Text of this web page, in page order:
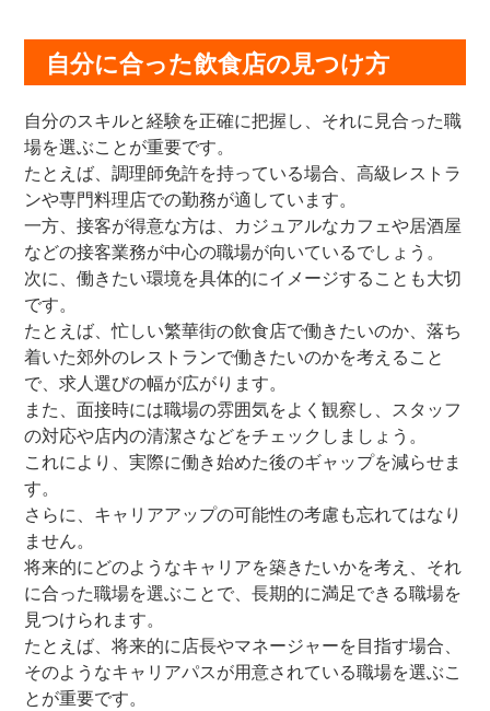
自分に合った飲食店の見つけ方
自分のスキルと経験を正確に把握し、それに見合った職
場を選ぶことが重要です。
たとえば、調理師免許を持っている場合、高級レストラ
ンや専門料理店での勤務が適しています。
一方、接客が得意な方は、カジュアルなカフェや居酒屋
などの接客業務が中心の職場が向いているでしょう。
次に、働きたい環境を具体的にイメージすることも大切
です。
たとえば、忙しい繁華街の飲食店で働きたいのか、落ち
着いた郊外のレストランで働きたいのかを考えること
で、求人選びの幅が広がります。
また、面接時には職場の雰囲気をよく観察し、スタッフ
の対応や店内の清潔さなどをチェックしましょう。
これにより、実際に働き始めた後のギャップを減らせま
す。
さらに、キャリアアップの可能性の考慮も忘れてはなり
ません。
将来的にどのようなキャリアを築きたいかを考え、それ
に合った職場を選ぶことで、長期的に満足できる職場を
見つけられます。
たとえば、将来的に店長やマネージャーを目指す場合、
そのようなキャリアパスが用意されている職場を選ぶこ
とが重要です。